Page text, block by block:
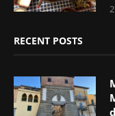
RECENT POSTS